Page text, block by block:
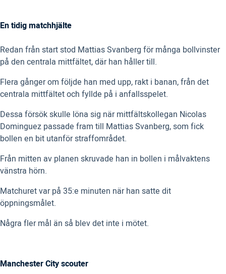
En tidig matchhjälte
Redan från start stod Mattias Svanberg för många bollvinster
på den centrala mittfältet, där han håller till.
Flera gånger om följde han med upp, rakt i banan, från det
centrala mittfältet och fyllde på i anfallsspelet.
Dessa försök skulle löna sig när mittfältskollegan Nicolas
Dominguez passade fram till Mattias Svanberg, som fick
bollen en bit utanför straffområdet.
Från mitten av planen skruvade han in bollen i målvaktens
vänstra hörn.
Matchuret var på 35:e minuten när han satte dit
öppningsmålet.
Några fler mål än så blev det inte i mötet.
Manchester City scouter